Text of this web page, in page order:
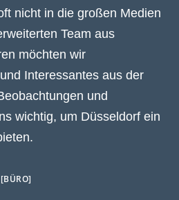
nicht in die großen Medien
Team aus
möchten wir
Interessantes aus der
und
wichtig, um Düsseldorf ein